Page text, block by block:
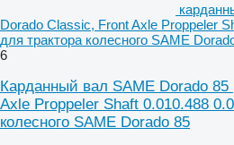
Dorado Classic, Front Axle Proppeler
для трактора колесного SAME
6
Карданный вал SAME Dorado
Axle Proppeler Shaft 0.010.488
колесного SAME Dorado 85